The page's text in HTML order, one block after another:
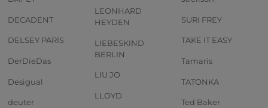
DECADENT
DELSEY PARIS
DerDieDas
Desigual
deuter
LEONHARD
HEYDEN
LIEBESKIND
BERLIN
LIU JO
LLOYD
SURI FREY
TAKE IT EASY
Tamaris
TATONKA
Ted Baker